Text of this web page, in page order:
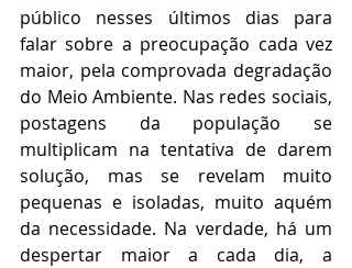
público nesses últimos dias para
falar sobre a preocupação cada vez
maior, pela comprovada degradação
do Meio Ambiente. Nas redes sociais,
postagens da população se
multiplicam na tentativa de darem
solução, mas se revelam muito
pequenas e isoladas, muito aquém
da necessidade. Na verdade, há um
despertar maior a cada dia, a